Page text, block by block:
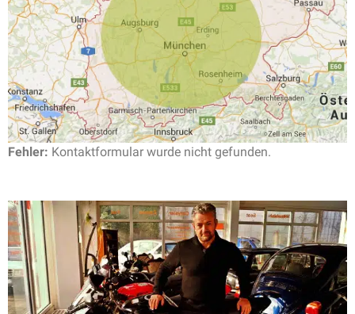
Fehler: Kontaktformular wurde nicht gefunden.